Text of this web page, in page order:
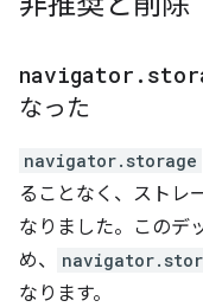
navigator .
なった
navigator.storage
ることなく、ストレ
なりました。このデ
め、
なります。